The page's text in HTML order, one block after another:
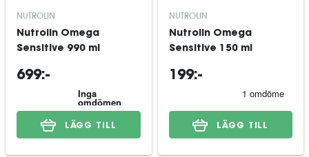
NUTROLIN
Nutrolin Omega
Sensitive 990 ml
699:-
LÄGG TILL
NUTROLIN
Nutrolin Omega
Sensitive 150 ml
199:-
LÄGG TILL